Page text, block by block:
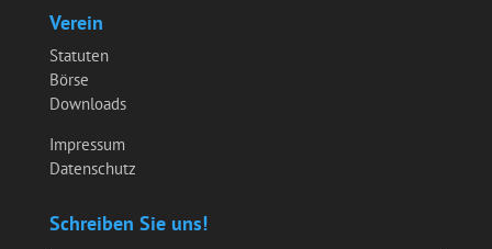
Verein
Statuten
Börse
Downloads
Impressum
Datenschutz
Schreiben Sie uns!